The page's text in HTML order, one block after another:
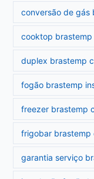
conversão de gás
cooktop brastemp
duplex brastemp
fogão brastemp
freezer brastemp
frigobar brastemp
garantia serviço